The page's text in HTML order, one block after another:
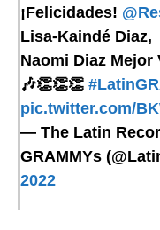
¡Felicidades!
Lisa-Kaindé Diaz,
Naomi Diaz
🎶👏👏👏
pic.twitter.com/
— The Latin
GRAMMYs
2022